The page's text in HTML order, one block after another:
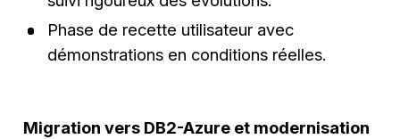
Phase de recette utilisateur avec
démonstrations en conditions réelles.
Migration vers DB2-Azure et modernisation